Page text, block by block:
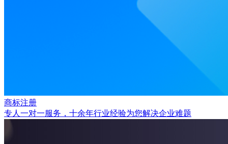
商标注册
专人一对一服务，十余年行业经验为您解决企业难题